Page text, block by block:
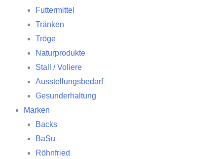
Futtermittel
Tränken
Tröge
Naturprodukte
Stall / Voliere
Ausstellungsbedarf
Gesunderhaltung
Marken
Backs
BaSu
Röhnfried